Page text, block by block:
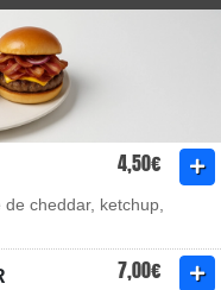
4,50€
cheddar, ketchup,
7,00€